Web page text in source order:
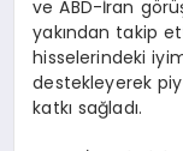
ve ABD-İran
yakından takip
hisselerindeki
destekleyerek
katkı sağladı.